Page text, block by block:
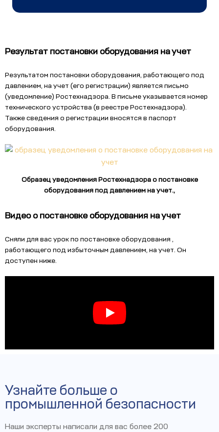
Результат постановки оборудования на учет
Результатом постановки оборудования, работающего под
давлением, на учет (его регистрации) является письмо
(уведомление) Ростехнадзора. В письме указывается номер
технического устройства (в реестре Ростехнадзора).
Также сведения о регистрации вносятся в паспорт
оборудования.
Образец уведомления Ростехнадзора о постановке
оборудования под давлением на учет.,
Видео о постановке оборудования на учет
Сняли для вас урок по постановке оборудования ,
работающего под избыточным давлением, на учет. Он
доступен ниже.
Узнайте больше о
промышленной безопасности
Наши эксперты написали для вас более 200